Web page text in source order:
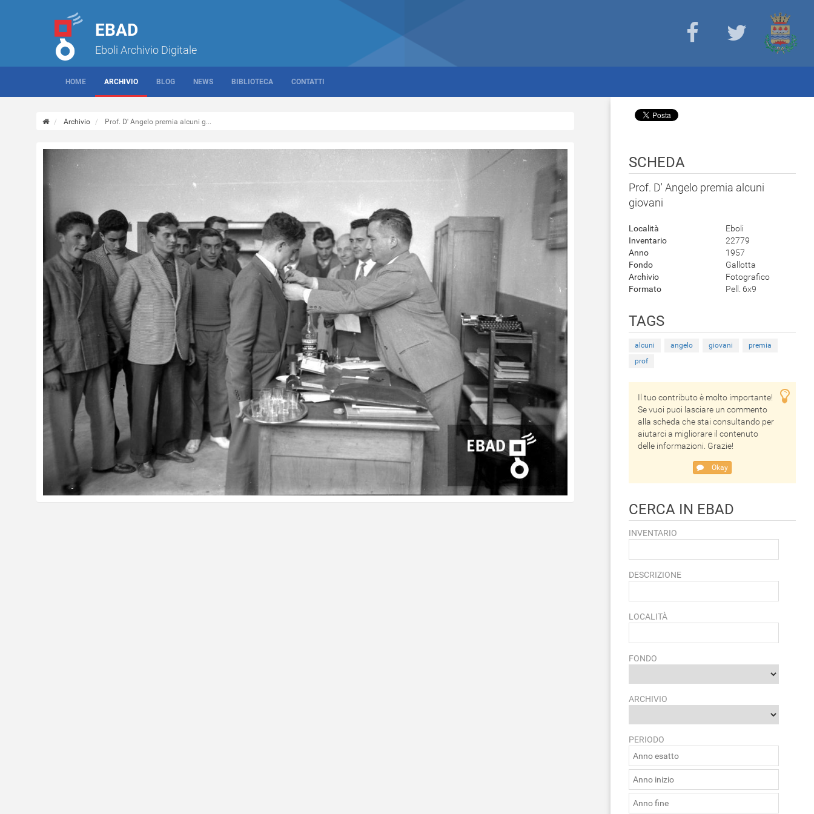
EBAD
Eboli Archivio Digitale
HOME ARCHIVIO BLOG NEWS BIBLIOTECA CONTATTI
Archivio Prof. D' Angelo premia alcuni g...
SCHEDA
Prof. D' Angelo premia alcuni
giovani
Località
Eboli
Inventario
22779
Anno
1957
Fondo
Gallotta
Archivio
Fotografico
Formato
Pell. 6x9
TAGS
alcuni angelo giovani
premia
prof
Il tuo contributo è molto importante!
Se vuoi puoi lasciare un commento
alla scheda che stai consultando per
aiutarci a migliorare il contenuto
delle informazioni. Grazie!
Okay
CERCA IN EBAD
INVENTARIO
DESCRIZIONE
LOCALITÀ
FONDO
ARCHIVIO
PERIODO